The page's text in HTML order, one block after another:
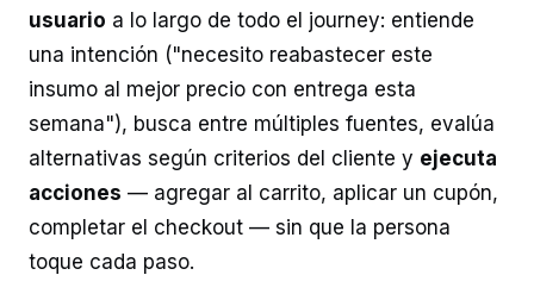
usuario a lo largo de todo el journey: entiende
una intención ("necesito reabastecer este
insumo al mejor precio con entrega esta
semana"), busca entre múltiples fuentes, evalúa
alternativas según criterios del cliente y ejecuta
acciones — agregar al carrito, aplicar un cupón,
completar el checkout — sin que la persona
toque cada paso.